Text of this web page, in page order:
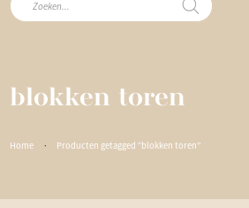
zoeken
blokken toren
Home · Producten getagged “blokken toren”